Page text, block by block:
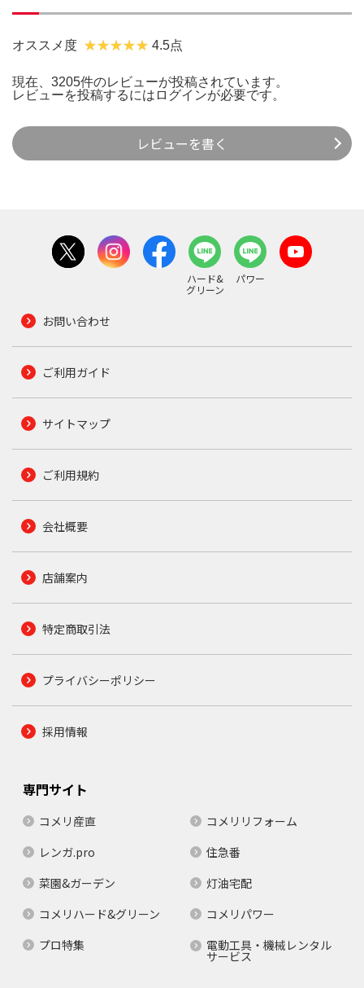
オススメ度 4.5点
現在、3205件のレビューが投稿されています。
レビューを投稿するには ログインが必要です。
レビューを書く
ハード&
グリーン
パワー
お問い合わせ
ご利用ガイド
サイトマップ
ご利用規約
会社概要
店舗案内
特定商取引法
プライバシーポリシー
採用情報
専門サイト
コメリ産直
コメリリフォーム
レンガ.pro
住急番
菜園&ガーデン
灯油宅配
コメリハード&グリーン
コメリパワー
プロ特集
電動工具・機械レンタル
サービス